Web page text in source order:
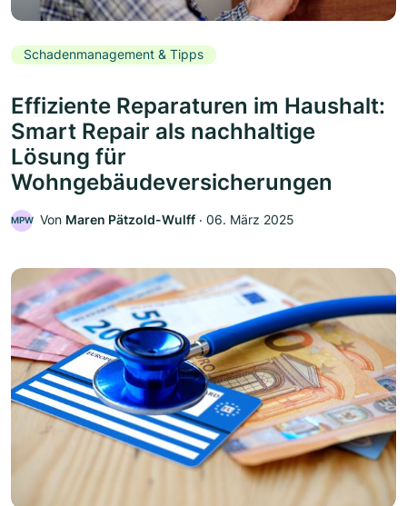
Schadenmanagement & Tipps
Effiziente Reparaturen im Haushalt:
Smart Repair als nachhaltige
Lösung für
Wohngebäudeversicherungen
MPW Von Maren Pätzold-Wulff ‧ 06. März 2025